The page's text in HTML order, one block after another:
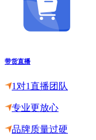
带货直播
1对1直播团队
专业更放心
品牌质量过硬